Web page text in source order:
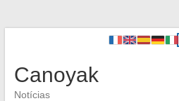
Canoyak
Notícias